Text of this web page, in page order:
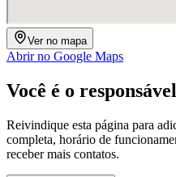
Ver no mapa
Abrir no Google Maps
Você é o
Reivindique esta página para
completa, horário de
receber mais contatos.